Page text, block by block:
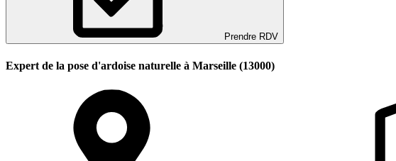
Prendre RDV
Expert de la pose d'ardoise naturelle à Marseille (13000)